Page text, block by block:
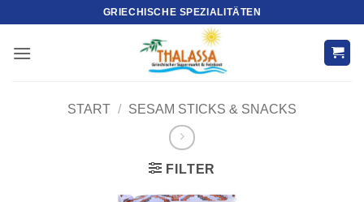
springen
GRIECHISCHE SPEZIALITÄTEN
START / SESAM STICKS & SNACKS
FILTER